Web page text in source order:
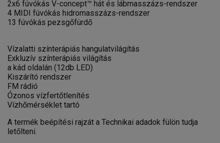
2x6 fúvókás V-concept™ hát és lábmasszázs-rendszer
4 MIDI fúvókás hidromasszázs-rendszer
13 fúvókás pezsgőfürdő
Vízalatti színterápiás hangulatvilágítás
Exkluzív színterápiás világítás
a kád oldalán (12db LED)
Kiszárító rendszer
FM rádió
Ózonos vízfertőtlenítés
Vízhőmérséklet tartó
A termék beépítési rajzát a Technikai adadok fülön tudja
letőlteni.